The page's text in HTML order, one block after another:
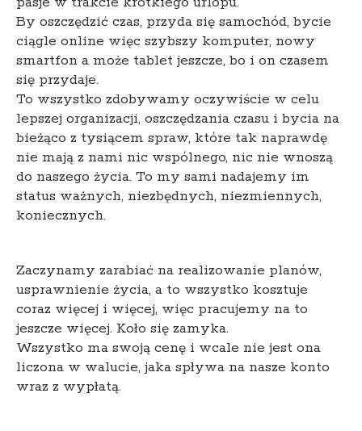
By oszczędzić czas, przyda się samochód, bycie
ciągle online więc szybszy komputer, nowy
smartfon a może tablet jeszcze, bo i on czasem
się przydaje.
To wszystko zdobywamy oczywiście w celu
lepszej organizacji, oszczędzania czasu i bycia na
bieżąco z tysiącem spraw, które tak naprawdę
nie mają z nami nic wspólnego, nic nie wnoszą
do naszego życia. To my sami nadajemy im
status ważnych, niezbędnych, niezmiennych,
koniecznych.
Zaczynamy zarabiać na realizowanie planów,
usprawnienie życia, a to wszystko kosztuje
coraz więcej i więcej, więc pracujemy na to
jeszcze więcej. Koło się zamyka.
Wszystko ma swoją cenę i wcale nie jest ona
liczona w walucie, jaka spływa na nasze konto
wraz z wypłatą.